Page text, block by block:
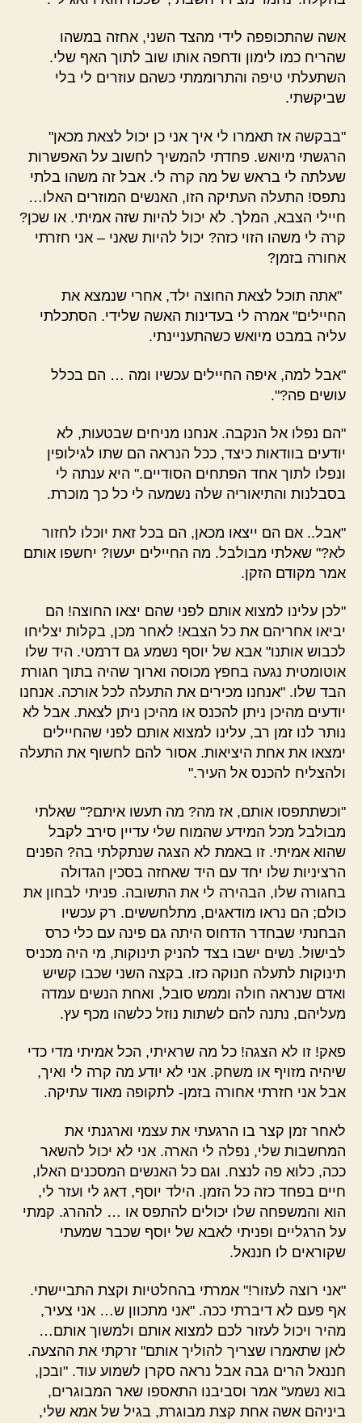
אשה שהתכופפה לידי מהצד השני, אחזה במשהו
שהריח כמו לימון ודחפה אותו שוב לתוך האף שלי.
השתעלתי טיפה והתרוממתי כשהם עוזרים לי בלי
שביקשתי.
"בבקשה אז תאמרו לי איך אני כן יכול לצאת מכאן"
הרגשתי מיואש. פחדתי להמשיך לחשוב על האפשרות
שעלתה לי בראש של מה קרה לי. אבל זה משהו בלתי
נתפס! התעלה העתיקה הזו, האנשים המוזרים האלו…
חיילי הצבא, המלך. לא יכול להיות שזה אמיתי. או שכן?
קרה לי משהו הזוי כזה? יכול להיות שאני – אני חזרתי
אחורה בזמן?
"אתה תוכל לצאת החוצה ילד, אחרי שנמצא את
החיילים" אמרה לי בעדינות האשה שלידי. הסתכלתי
עליה במבט מיואש כשהתעניינתי.
"אבל למה, איפה החיילים עכשיו ומה … הם בכלל
עושים פה?".
"הם נפלו אל הנקבה. אנחנו מניחים שבטעות, לא
יודעים בוודאות כיצד, ככל הנראה הם שתו לגילופין
ונפלו לתוך אחד הפתחים הסודיים." היא ענתה לי
בסבלנות והתיאוריה שלה נשמעה לי כל כך מוכרת.
"אבל.. אם הם ייצאו מכאן, הם בכל זאת יוכלו לחזור
לא?" שאלתי מבולבל. מה החיילים יעשו? יחשפו אותם
אמר מקודם הזקן.
"לכן עלינו למצוא אותם לפני שהם יצאו החוצה! הם
יביאו אחריהם את כל הצבא! לאחר מכן, בקלות יצליחו
לכבוש אותנו" אבא של יוסף נשמע גם דרמטי. היד שלו
אוטומטית נגעה בחפץ מכוסה וארוך שהיה בתוך חגורת
הבד שלו. "אנחנו מכירים את התעלה לכל אורכה. אנחנו
יודעים מהיכן ניתן להכנס או מהיכן ניתן לצאת. אבל לא
נותר לנו זמן רב, עלינו למצוא אותם לפני שהחיילים
ימצאו את אחת היציאות. אסור להם לחשוף את התעלה
ולהצליח להכנס אל העיר."
"וכשתתפסו אותם, אז מה? מה תעשו איתם?" שאלתי
מבולבל מכל המידע שהמוח שלי עדיין סירב לקבל
שהוא אמיתי. זו באמת לא הצגה שנתקלתי בה? הפנים
הרציניות שלו יחד עם היד שאחזה בסכין הגדולה
בחגורה שלו, הבהירה לי את התשובה. פניתי לבחון את
כולם; הם נראו מודאגים, מתלחששים. רק עכשיו
הבחנתי שבחדר הדחוס היתה גם פינה עם כלי כרס
לבישול. נשים ישבו בצד להניק תינוקות, מי היה מכניס
תינוקות לתעלה חנוקה כזו. בקצה השני שכבו קשיש
ואדם שנראה חולה וממש סובל, ואחת הנשים עמדה
מעליהם, נתנה להם לשתות נוזל כלשהו מכף עץ.
פאק! זו לא הצגה! כל מה שראיתי, הכל אמיתי מדי כדי
שיהיה מזויף או משחק. אני לא יודע מה קרה לי ואיך,
אבל אני חזרתי אחורה בזמן- לתקופה מאוד עתיקה.
לאחר זמן קצר בו הרגעתי את עצמי וארגנתי את
המחשבות שלי, נפלה לי הארה. אני לא יכול להשאר
ככה, כלוא פה לנצח. וגם כל האנשים המסכנים האלו,
חיים בפחד כזה כל הזמן. הילד יוסף, דאג לי ועזר לי,
הוא והמשפחה שלו יכולים להתפס או … לההרג. קמתי
על הרגליים ופניתי לאבא של יוסף שכבר שמעתי
שקוראים לו חננאל.
"אני רוצה לעזור!" אמרתי בהחלטיות וקצת התביישתי.
אף פעם לא דיברתי ככה. "אני מתכוון ש… אני צעיר,
מהיר ויכול לעזור לכם למצוא אותם ולמשוך אותם…
לאן שתאמרו שצריך להוליך אותם" זרקתי את ההצעה.
חננאל הרים גבה אבל נראה סקרן לשמוע עוד. "ובכן,
בוא נשמע" אמר וסביבנו התאספו שאר המבוגרים,
ביניהם אשה אחת קצת מבוגרת, בגיל של אמא שלי,